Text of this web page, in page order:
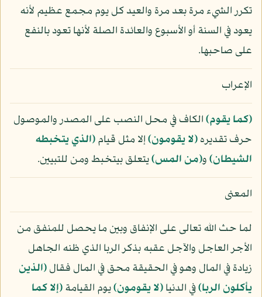
تكرر الشيء مرة بعد مرة والعيد كل يوم مجمع عظيم لأنه
يعود في السنة أو الأسبوع والعائدة الصلة لأنها تعود بالنفع
على صاحبها.
الإعراب
﴿كما يقوم﴾الكاف في محل النصب على المصدر والموصول
حرف تقديره﴿لا يقومون﴾إلا مثل قيام﴿الذي يتخبطه
الشيطان﴾و﴿من المس﴾يتعلق بيتخبط ومن للتبيين.
المعنى
لما حث الله تعالى على الإنفاق وبين ما يحصل للمنفق من
الأجر العاجل والآجل عقبه بذكر الربا الذي ظنه الجاهل
زيادة في المال وهو في الحقيقة محق في المال فقال﴿الذين
يأكلون الربا﴾في الدنيا﴿لا يقومون﴾يوم القيامة﴿إلا كما